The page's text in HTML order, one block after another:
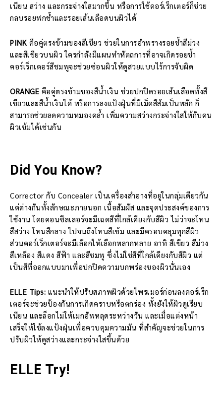
เนียน สว่าง และกระจ่างใสมากขึ้น หรือการใช้คอร์เร็กเตอร์ก็ช่วย
กลบรอยฟกช้ำและรอยเส้นเลือดบนผิวได้
PINK คือคู่ตรงข้ามของสีเขียว ช่วยในการอำพรางรอยช้ำสีม่วง
และสีเขียวบนผิว ใครกำลังมีแผนทำหัตถการที่อาจเกิดรอยช้ำ
คอร์เร็กเตอร์สีชมพูจะช่วยซ่อนผิวให้ดูสวยแบบไร้การจับผิด
ORANGE คือคู่ตรงข้ามของสีน้ำเงิน ช่วยปกปิดรอยเส้นเลือดทั้งสี
เขียวและสีน้ำเงินได้ หรือการลงแป้งฝุ่นที่มีเม็ดสีส้มเป็นหลัก ก็
สามารถช่วยลดความหมองคล้ำ เพิ่มความสว่างกระจ่างใสให้กับคน
ผิวเข้มได้เช่นกัน
Did You Know?
Corrector กับ Concealer เป็นเครื่องสำอางที่อยู่ในกลุ่มเดียวกัน
แต่ต่างกันทั้งลักษณะภายนอก เนื้อสัมผัส และจุดประสงค์ของการ
ใช้งาน โดยคอนซีลเลอร์จะมีเฉดสีที่ใกล้เคียงกับสีผิว ไม่ว่าจะโทน
สีสว่าง โทนสีกลาง ไปจนถึงโทนสีเข้ม และมีครอบคลุมทุกสีผิว
ส่วนคอร์เร็กเตอร์จะมีเลือกให้เลือกหลากหลาย อาทิ สีเขียว สีม่วง
สีเหลือง สีแดง สีฟ้า และสีชมพู ซึ่งไม่ใช่สีที่ใกล้เคียงกับสีผิว แต่
เป็นสีที่ออกแบบมาเพื่อปกปิดความบกพร่องของผิวนั่นเอง
ELLE Tips: แนะนำให้ปรับสภาพผิวด้วยไพรเมอร์ก่อนลงคอร์เร็ก
เตอร์จะช่วยป้องกันการเกิดคราบหรือตกร่อง ทั้งยังให้ผิวดูเรียบ
เนียน และล็อกไม่ให้เมกอัพหลุดระหว่างวัน และเมื่อแต่งหน้า
เสร็จให้ใช้ลงแป้งฝุ่นเพื่อควบคุมความมัน ที่สำคัญจะช่วยในการ
ปรับผิวให้ดูสว่างและกระจ่างใสขึ้นด้วย
ELLE Try!